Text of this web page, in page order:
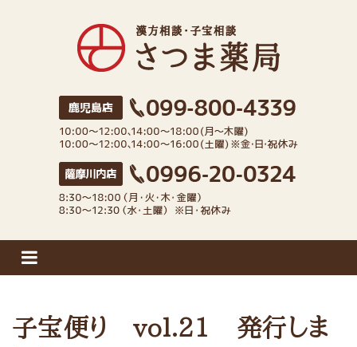
子宝便り vol.21 発行しま